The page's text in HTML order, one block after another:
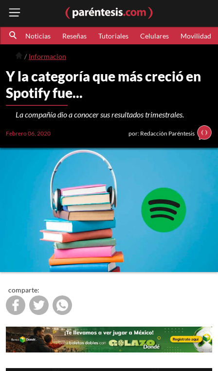
Noticias Reseñas Tutoriales Celulares Movilidad
Informacion
Y la categoría que más creció en
Spotify fue...
La compañía dio a conocer sus resultados trimestrales.
Febrero 06, 2020 por: Redacción Paréntesis
comparte: